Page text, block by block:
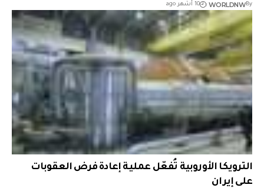
By
WORLDNW 10 أشهر ago
الترويكا الأوروبية تُفعّل عملية إعادة فرض العقوبات
على إيران